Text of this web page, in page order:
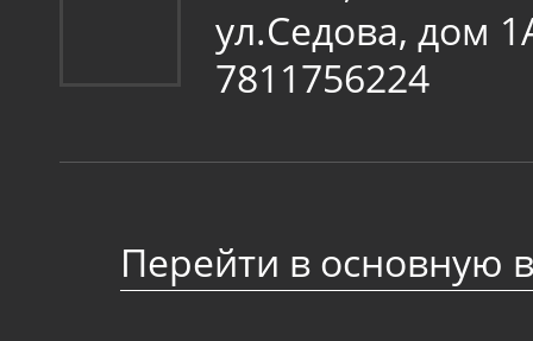
ул.Седова, дом
7811756224
Перейти в основную